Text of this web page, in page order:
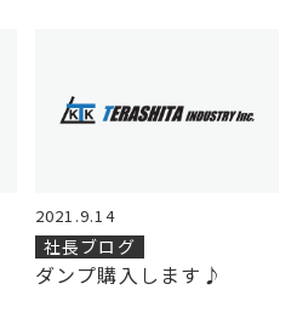
2021.9.14
社長ブログ
ダンプ購入します♪